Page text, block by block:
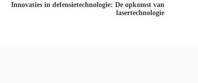
Innovaties in defensietechnologie: De opkomst van
lasertechnologie